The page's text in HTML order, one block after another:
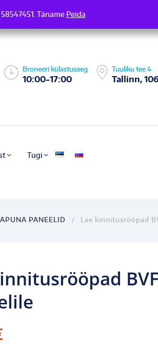
Broneeri külastusaeg
10:00-17:00
Tuuliku tee 4
Tallinn,
Tugi
PANEELID Lae kinnitusrööpad
BVF
58547451. Täname
Täname Peida